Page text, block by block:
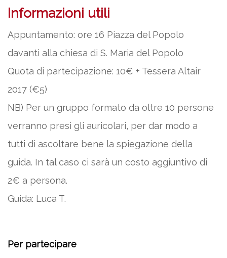
Informazioni utili
Appuntamento: ore 16 Piazza del Popolo
davanti alla chiesa di S. Maria del Popolo
Quota di partecipazione: 10€ + Tessera Altair
2017 (€5)
NB) Per un gruppo formato da oltre 10 persone
verranno presi gli auricolari, per dar modo a
tutti di ascoltare bene la spiegazione della
guida. In tal caso ci sarà un costo aggiuntivo di
2€ a persona.
Guida: Luca T.
Per partecipare